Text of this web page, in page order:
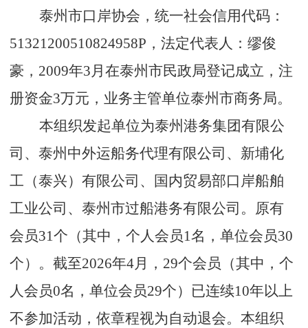
泰州市口岸协会，统一社会信用代码：
51321200510824958P，法定代表人：缪俊
豪， 2009年3月在泰州市民政局登记成立，注
册资金3万元，业务主管单位泰州市商务局。
本组织发起单位为泰州港务集团有限公
司、泰州中外运船务代理有限公司、新埔化
工（泰兴）有限公司、国内贸易部口岸船舶
工业公司、泰州市过船港务有限公司。原有
会员31个（其中，个人会员1名，单位会员30
个）。截至2026年4月， 29个会员（其中，个
人会员0名，单位会员29个）已连续10年以上
不参加活动，依章程视为自动退会。本组织